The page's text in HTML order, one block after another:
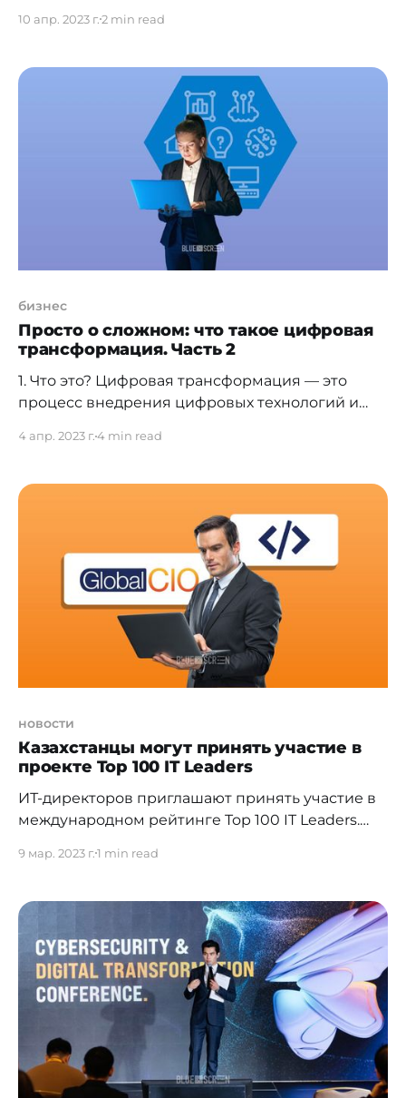
турпутевки в популярном приложении.
пространстве останется с нами еще на долгое
время. Тем не менее, не ограничивайте себя
лишь привычным Instagram. Идите также и на
другие площадки, где присутствует
10 апр. 2023 г.2 min read
бизнес
Просто о сложном: что такое цифровая
трансформация. Часть 2
1. Что это? Цифровая трансформация — это
процесс внедрения цифровых технологий и
улучшения эффективности, оптимизации
повышения конкурентоспособности
означает изменение культуры, бизнес-моделей
и организационных процессов, чтобы
адаптироваться к быстро меняющейся
технологической среде и удовлетворить
4 апр. 2023 г.4 min read
новости
Казахстанцы могут принять участие в
проекте Top 100 IT Leaders
ИТ-директоров приглашают принять участие в
международном рейтинге Top 100 IT Leaders.
трансформации Global CIO объявляет о старте
рейтинга руководителей, возглавляющих
процесс цифровой трансформации. Прием
заявок открыт с 6 марта по 15 апреля. К участию
в рейтинге приглашаются директора и вице-
президенты по
9 мар. 2023 г.1 min read